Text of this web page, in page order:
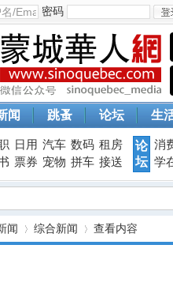
密码
录
闻 跳蚤 论坛 生
日用 汽车 数码 租房
票券 宠物 拼车 接送
论
坛
消
学
闻 综合新闻 查看内容